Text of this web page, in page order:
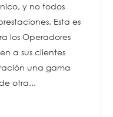
y no todos
Esta es
los Operadores
a sus clientes
una gama
otra...